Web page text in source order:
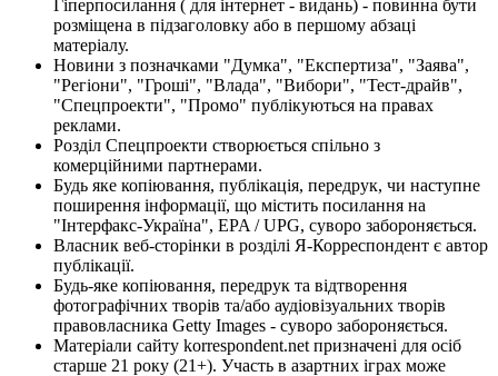
Гіперпосилання ( для інтернет - видань) - повинна бути
розміщена в підзаголовку або в першому абзаці
матеріалу.
Новини з позначками "Думка", "Експертиза", "Заява",
"Регіони", "Гроші", "Влада", "Вибори", "Тест-драйв",
"Спецпроекти", "Промо" публікуються на правах
реклами.
Розділ Спецпроекти створюється спільно з
комерційними партнерами.
Будь яке копіювання, публікація, передрук, чи наступне
поширення інформації, що містить посилання на
"Інтерфакс-Україна", EPA / UPG, суворо забороняється.
Власник веб-сторінки в розділі Я-Корреспондент є автор
публікації.
Будь-яке копіювання, передрук та відтворення
фотографічних творів та/або аудіовізуальних творів
правовласника Getty Images - суворо забороняється.
Матеріали сайту korrespondent.net призначені для осіб
старше 21 року (21+). Участь в азартних іграх може